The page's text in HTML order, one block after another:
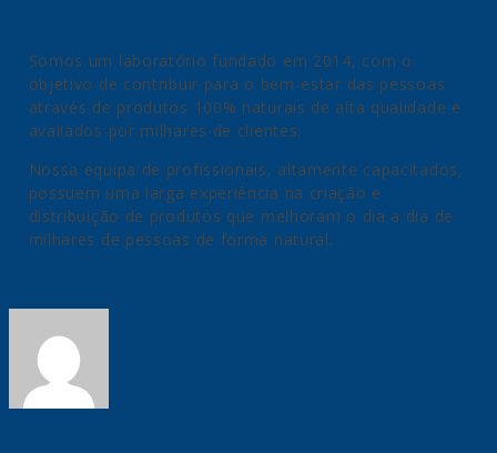
Somos um laboratório fundado em 2014, com o
objetivo de contribuir para o bem-estar das pessoas
através de produtos 100% naturais de alta qualidade e
avaliados por milhares de clientes.
Nossa equipa de profissionais, altamente capacitados,
possuem uma larga experiência na criação e
distribuição de produtos que melhoram o dia a dia de
milhares de pessoas de forma natural.